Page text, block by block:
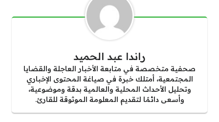
راندا عبد الحميد
صحفية متخصصة في متابعة الأخبار العاجلة والقضايا
المجتمعية، أمتلك خبرة في صياغة المحتوى الإخباري
وتحليل الأحداث المحلية والعالمية بدقة وموضوعية،
وأسعى دائمًا لتقديم المعلومة الموثوقة للقارئ.